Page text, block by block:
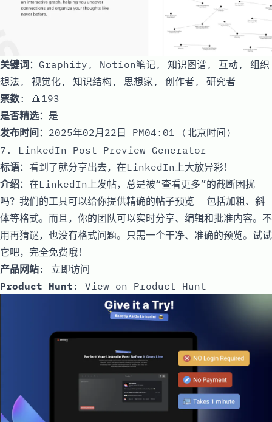
关键词：Graphify, Notion笔记, 知识图谱, 互动, 组织
想法, 视觉化, 知识结构, 思想家, 创作者, 研究者
票数: 🔺193
是否精选：是
发布时间 ：2025年02月22日 PM04:01 (北京时间)
7. LinkedIn Post Preview Generator
标语：看到了就分享出去，在LinkedIn上大放异彩！
介绍：在LinkedIn上发帖，总是被“查看更多”的截断困扰
吗？我们的工具可以给你提供精确的帖子预览——包括加粗、斜
体等格式。而且，你的团队可以实时分享、编辑和批准内容。不
用再猜谜，也没有格式问题。只需一个干净、准确的预览。试试
它吧，完全免费哦！
产品网站: 立即访问
Product Hunt : View on Product Hunt